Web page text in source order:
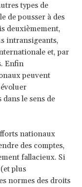
types de
de pousser à des
deuxièmement,
intransigeants,
et, par
Enfin
peuvent
le sens de
nationaux
des comptes,
fallacieux. Si
plus
normes des droits